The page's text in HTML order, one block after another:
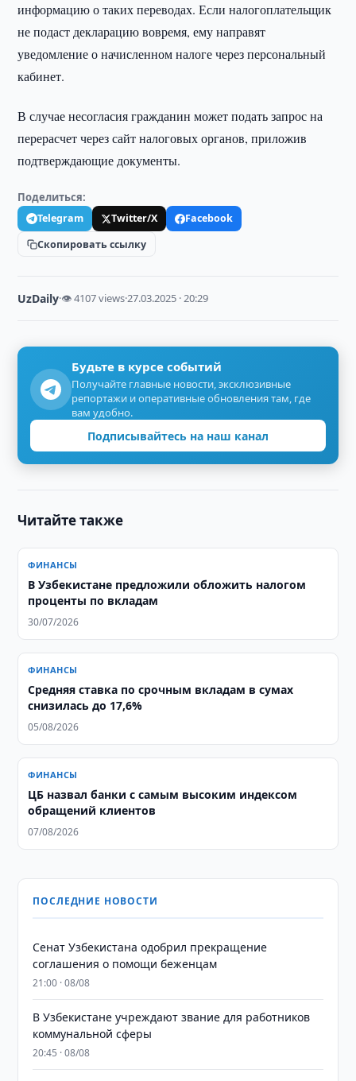
информацию о таких переводах. Если налогоплательщик
не подаст декларацию вовремя, ему направят
уведомление о начисленном налоге через персональный
кабинет.
В случае несогласия гражданин может подать запрос на
перерасчет через сайт налоговых органов, приложив
подтверждающие документы.
Поделиться:
Telegram Twitter/X
Facebook
Скопировать ссылку
UzDaily·👁 4107 views·27.03.2025 · 20:29
Будьте в курсе событий
Получайте главные новости, эксклюзивные
репортажи и оперативные обновления там, где
вам удобно.
Подписывайтесь на наш канал
Читайте также
ФИНАНСЫ
В Узбекистане предложили обложить налогом
проценты по вкладам
30/07/2026
ФИНАНСЫ
Средняя ставка по срочным вкладам в сумах
снизилась до 17,6%
05/08/2026
ФИНАНСЫ
ЦБ назвал банки с самым высоким индексом
обращений клиентов
07/08/2026
ПОСЛЕДНИЕ НОВОСТИ
Сенат Узбекистана одобрил прекращение
соглашения о помощи беженцам
21:00 · 08/08
В Узбекистане учреждают звание для работников
коммунальной сферы
20:45 · 08/08